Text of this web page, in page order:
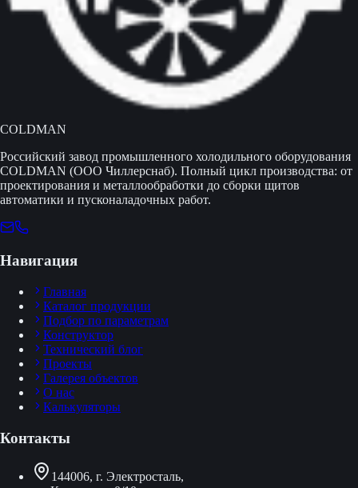
COLDMAN
Российский завод промышленного холодильного оборудования
COLDMAN (ООО Чиллерснаб). Полный цикл производства: от
проектирования и металлообработки до сборки щитов
автоматики и пусконаладочных работ.
Навигация
Главная
Каталог продукции
Подбор по параметрам
Конструктор
Технический блог
Проекты
Галерея объектов
О нас
Калькуляторы
Контакты
144006, г. Электросталь,